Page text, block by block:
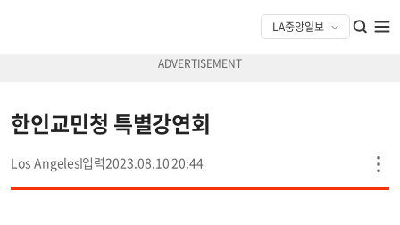
한인교민청 특별강연회
Los Angeles 2023.08.10 20:44